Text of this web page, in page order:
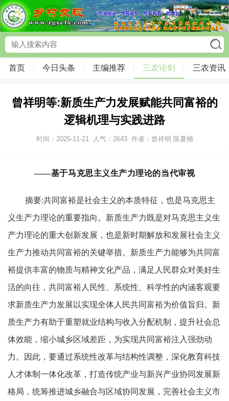
首页 今日头条 主编推荐 三农论剑 三农资讯
曾祥明等:新质生产力发展赋能共同富裕的
逻辑机理与实践进路
时间：2025-11-21 人气： 2643 作者：曾祥明 陈夏楠
——基于马克思主义生产力理论的当代审视
摘要:共同富裕是社会主义的本质特征，也是马克思主
义生产力理论的重要指向。新质生产力既是对马克思主义生
产力理论的重大创新发展，也是新时期解放和发展社会主义
生产力推动共同富裕的关键举措。新质生产力能够为共同富
裕提供丰富的物质与精神文化产品，满足人民群众对美好生
活的向往，共同富裕人民性、系统性、科学性的内涵客观要
求新质生产力发展以实现全体人民共同富裕为价值旨归。新
质生产力有助于重塑就业结构与收入分配机制，提升社会总
体效能，缩小城乡区域差距，为实现共同富裕注入强劲动
力。因此，要通过系统性改革与结构性调整，深化教育科技
人才体制一体化改革，打造传统产业与新兴产业协同发展新
格局，统筹推进城乡融合与区域协同发展，完善社会主义市